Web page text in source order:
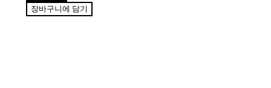
장바구니에 담기